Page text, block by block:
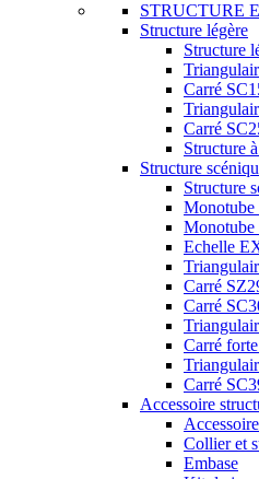
STRUCTURE
Structure légère
Structure
Carré
Carré
Structure
Structure
Structure
Monotube
Echelle
Carré
Carré
Carré
Carré
Accessoire
Collier et
Embase